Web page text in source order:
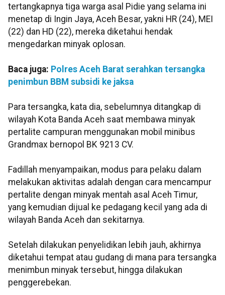
tertangkapnya tiga warga asal Pidie yang selama ini
menetap di Ingin Jaya, Aceh Besar, yakni HR (24), MEI
(22) dan HD (22), mereka diketahui hendak
mengedarkan minyak oplosan.
Baca juga: Polres Aceh Barat serahkan tersangka
penimbun BBM subsidi ke jaksa
Para tersangka, kata dia, sebelumnya ditangkap di
wilayah Kota Banda Aceh saat membawa minyak
pertalite campuran menggunakan mobil minibus
Grandmax bernopol BK 9213 CV.
Fadillah menyampaikan, modus para pelaku dalam
melakukan aktivitas adalah dengan cara mencampur
pertalite dengan minyak mentah asal Aceh Timur,
yang kemudian dijual ke pedagang kecil yang ada di
wilayah Banda Aceh dan sekitarnya.
Setelah dilakukan penyelidikan lebih jauh, akhirnya
diketahui tempat atau gudang di mana para tersangka
menimbun minyak tersebut, hingga dilakukan
penggerebekan.